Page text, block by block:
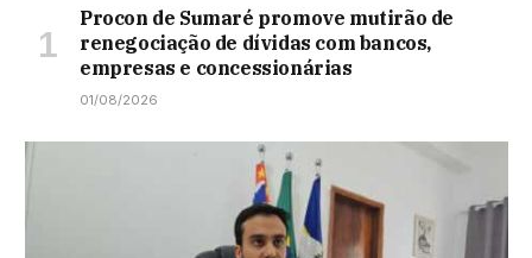
Procon de Sumaré promove mutirão de
renegociação de dívidas com bancos,
empresas e concessionárias
01/08/2026